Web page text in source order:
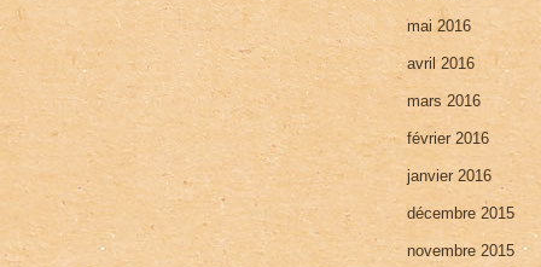
mai 2016
avril 2016
mars 2016
février 2016
janvier 2016
décembre 2015
novembre 2015